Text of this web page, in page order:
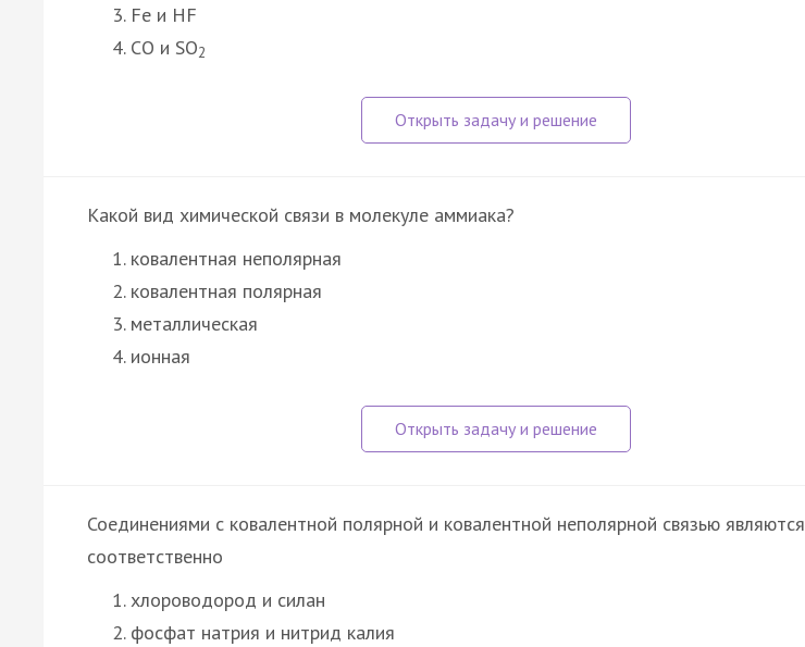
Fe и HF
CO и SO2
Какой вид химической связи в молекуле аммиака?
ковалентная неполярная
ковалентная полярная
металлическая
ионная
Соединениями с ковалентной полярной и ковалентной неполярной связью являются
соответственно
хлороводород и силан
фосфат натрия и нитрид калия